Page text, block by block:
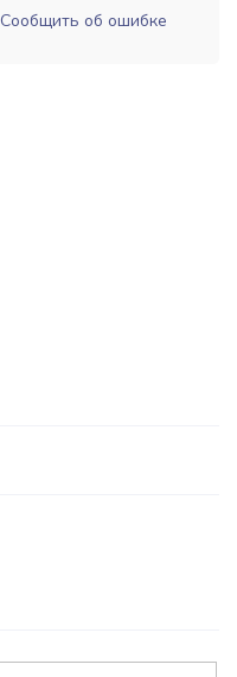
Сообщить об ошибке